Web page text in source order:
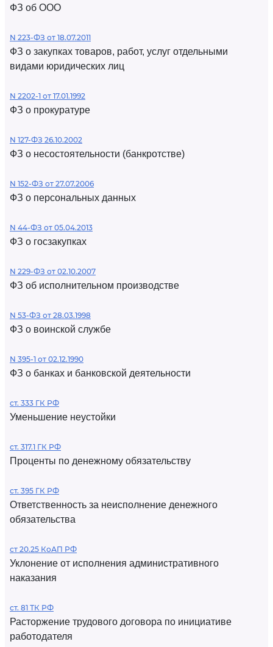
ФЗ об ООО
N 223-ФЗ от 18.07.2011
ФЗ о закупках товаров, работ, услуг отдельными
видами юридических лиц
N 2202-1 от 17.01.1992
ФЗ о прокуратуре
N 127-ФЗ 26.10.2002
ФЗ о несостоятельности (банкротстве)
N 152-ФЗ от 27.07.2006
ФЗ о персональных данных
N 44-ФЗ от 05.04.2013
ФЗ о госзакупках
N 229-ФЗ от 02.10.2007
ФЗ об исполнительном производстве
N 53-ФЗ от 28.03.1998
ФЗ о воинской службе
N 395-1 от 02.12.1990
ФЗ о банках и банковской деятельности
ст. 333 ГК РФ
Уменьшение неустойки
ст. 317.1 ГК РФ
Проценты по денежному обязательству
ст. 395 ГК РФ
Ответственность за неисполнение денежного
обязательства
ст 20.25 КоАП РФ
Уклонение от исполнения административного
наказания
ст. 81 ТК РФ
Расторжение трудового договора по инициативе
работодателя